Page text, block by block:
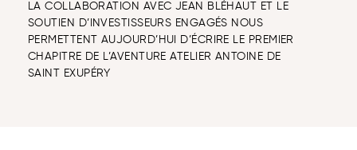
LA COLLABORATION AVEC JEAN BLÉHAUT ET LE
SOUTIEN D’INVESTISSEURS ENGAGÉS NOUS
PERMETTENT AUJOURD’HUI D’ÉCRIRE LE PREMIER
CHAPITRE DE L’AVENTURE ATELIER ANTOINE DE
SAINT EXUPÉRY